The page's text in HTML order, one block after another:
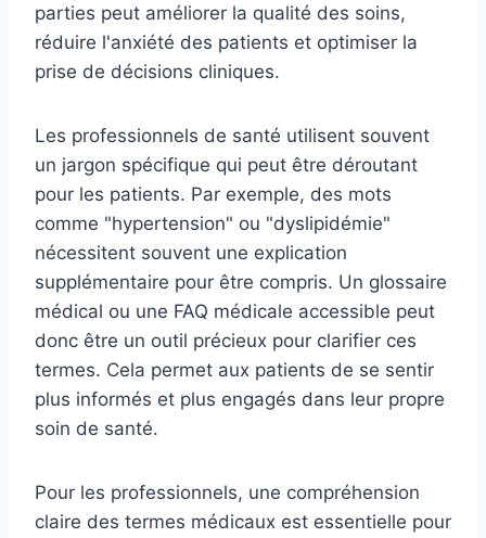
parties peut améliorer la qualité des soins,
réduire l'anxiété des patients et optimiser la
prise de décisions cliniques.
Les professionnels de santé utilisent souvent
un jargon spécifique qui peut être déroutant
pour les patients. Par exemple, des mots
comme "hypertension" ou "dyslipidémie"
nécessitent souvent une explication
supplémentaire pour être compris. Un glossaire
médical ou une FAQ médicale accessible peut
donc être un outil précieux pour clarifier ces
termes. Cela permet aux patients de se sentir
plus informés et plus engagés dans leur propre
soin de santé.
Pour les professionnels, une compréhension
claire des termes médicaux est essentielle pour